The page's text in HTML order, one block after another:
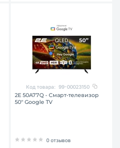
Код товара: 99-00023150
2E 50A77Q - Смарт-телевизор
50″ Google TV
0 отзывов